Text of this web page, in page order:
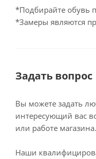
*Подбирайте обувь
*Замеры являются
Задать вопрос
Вы можете задать
интересующий вас
или работе магазина.
Наши